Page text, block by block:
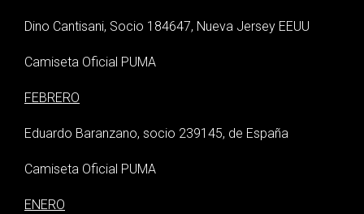
Dino Cantisani, Socio 184647, Nueva Jersey EEUU
Camiseta Oficial PUMA
FEBRERO
Eduardo Baranzano, socio 239145, de España
Camiseta Oficial PUMA
ENERO